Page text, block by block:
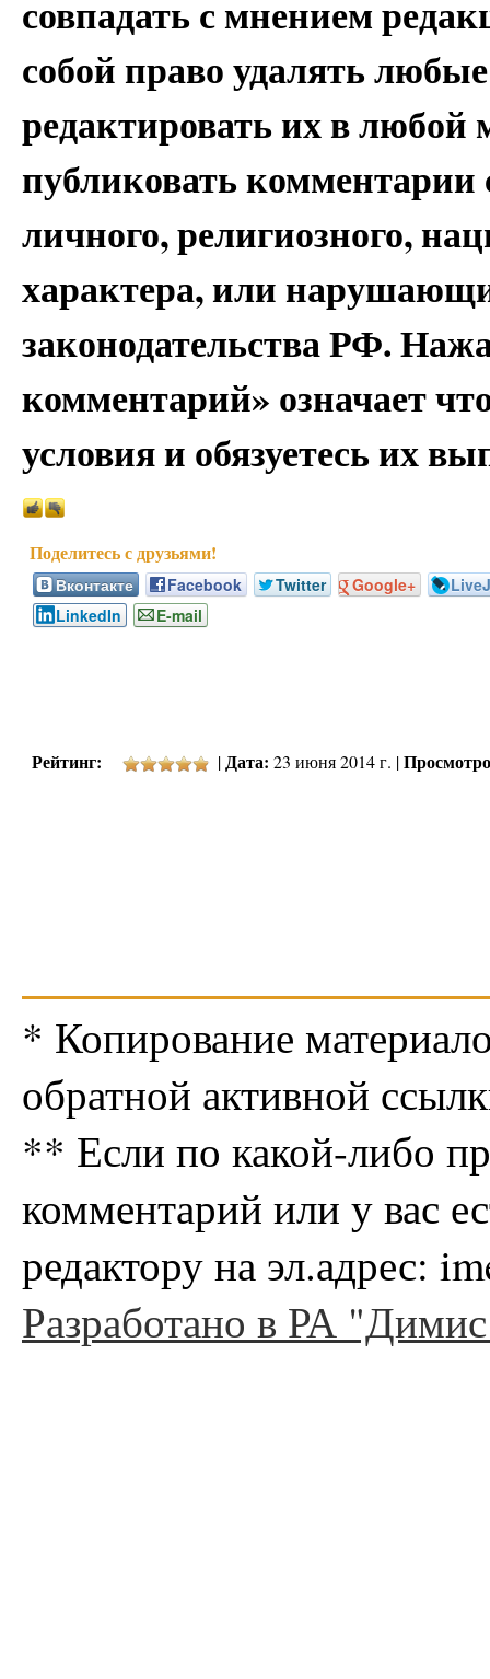
совпадать с мнением
собой право удалять
редактировать их в
публиковать
личного, религиозного,
характера, или
законодательства РФ.
комментарий» означает
условия и обязуетесь их
Вконтакте Facebook Twitter Google+
LinkedIn
E-mail
Рейтинг: |Дата: 23 июня 2014 г. |
* Копирование
обратной активной
** Если по какой-либо
комментарий или у вас
редактору на эл.адрес:
Разработано в РА